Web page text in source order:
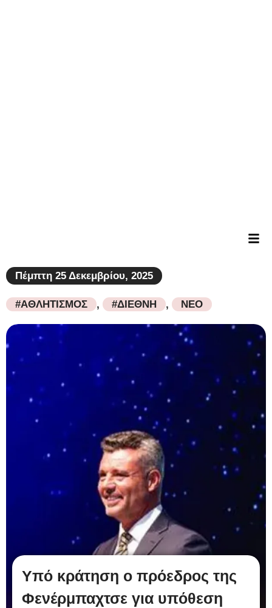
Πέμπτη 25 Δεκεμβρίου, 2025
#ΑΘΛΗΤΙΣΜΟΣ , #ΔΙΕΘΝΗ , ΝΕΟ
Υπό κράτηση ο πρόεδρος της
Φενέρμπαχτσε για υπόθεση